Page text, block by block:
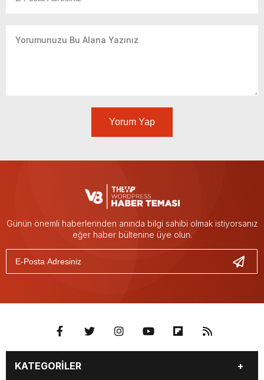
Yorum Yap
Günün önemli haberlerinden anında bilgi sahibi olmak istiyorsanız
eğer haber bültenine üye olun.
KATEGORİLER